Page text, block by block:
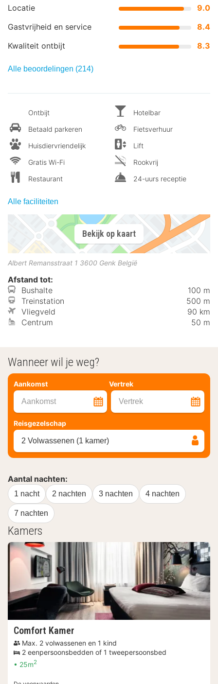
Locatie
9.0
Gastvrijheid en service
8.4
Kwaliteit ontbijt
8.3
Alle beoordelingen (214)
Ontbijt
Betaald parkeren
Huisdiervriendelijk
Gratis Wi-Fi
Restaurant
Hotelbar
Fietsverhuur
Lift
Rookvrij
24-uurs receptie
Alle faciliteiten
Bekijk op kaart
Albert Remansstraat 1 3600 Genk België
Afstand tot:
Bushalte
100 m
Treinstation
500 m
Vliegveld
90 km
Centrum
50 m
Wanneer wil je weg?
Aankomst Vertrek
Aankomst Vertrek
Reisgezelschap
2 Volwassenen (1 kamer)
Aantal nachten:
1 nacht 2 nachten 3 nachten 4 nachten
7 nachten
Kamers
Comfort Kamer
Max. 2 volwassenen en 1 kind
2 eenpersoonsbedden of 1 tweepersoonsbed
25m2